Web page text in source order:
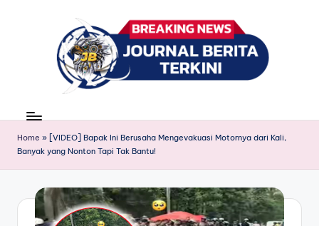
r
n
a
news
Home » [VIDEO] Bapak Ini Berusaha Mengevakuasi Motornya dari Kali,
Banyak yang Nonton Tapi Tak Bantu!